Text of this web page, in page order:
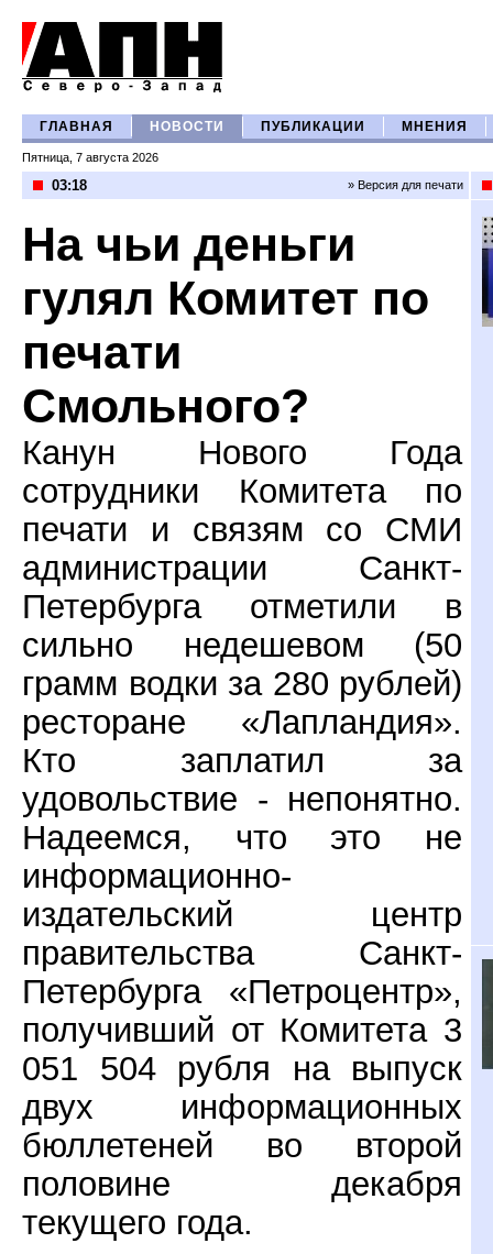
ГЛАВНАЯ НОВОСТИ ПУБЛИКАЦИИ МНЕНИЯ
Пятница, 7 августа 2026
03:18 » Версия для печати
На чьи деньги
гулял Комитет по
печати
Смольного?
Канун Нового Года
сотрудники Комитета по
печати и связям со СМИ
администрации Санкт-
Петербурга отметили в
сильно недешевом (50
грамм водки за 280 рублей)
ресторане «Лапландия».
Кто заплатил за
удовольствие - непонятно.
Надеемся, что это не
информационно-
издательский центр
правительства Санкт-
Петербурга «Петроцентр»,
получивший от Комитета 3
051 504 рубля на выпуск
двух информационных
бюллетеней во второй
половине декабря
текущего года.